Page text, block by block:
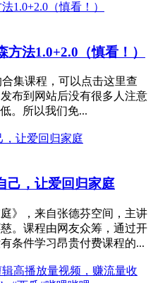
法1.0+2.0（慎看！）
集课程，可以点击这里查
布到网站后没有很多人注意
。所以我们免...
己，让爱回归家庭
》，来自张德芬空间，主讲
。课程由网友众筹，通过开
条件学习昂贵付费课程的...